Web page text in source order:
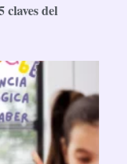
claves del